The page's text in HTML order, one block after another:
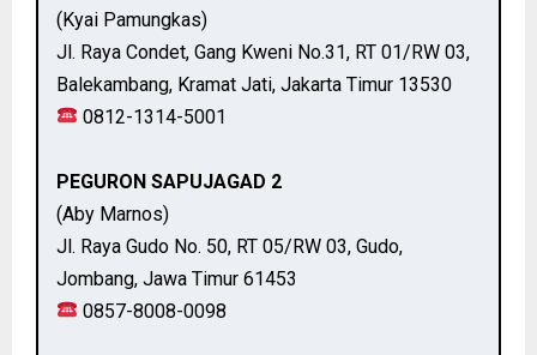
(Kyai Pamungkas)
Jl. Raya Condet, Gang Kweni No.31, RT 01/RW 03,
Balekambang, Kramat Jati, Jakarta Timur 13530
0812-1314-5001
PEGURON SAPUJAGAD 2
(Aby Marnos)
Jl. Raya Gudo No. 50, RT 05/RW 03, Gudo,
Jombang, Jawa Timur 61453
0857-8008-0098